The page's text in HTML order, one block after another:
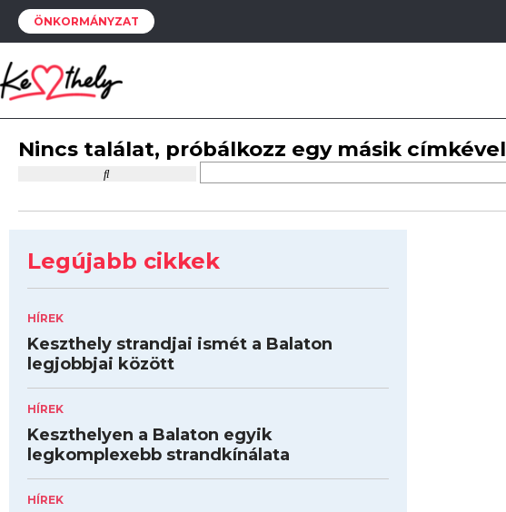
ÖNKORMÁNYZAT
Nincs találat, próbálkozz egy másik címkével
Legújabb cikkek
HÍREK
Keszthely strandjai ismét a Balaton
legjobbjai között
HÍREK
Keszthelyen a Balaton egyik
legkomplexebb strandkínálata
HÍREK